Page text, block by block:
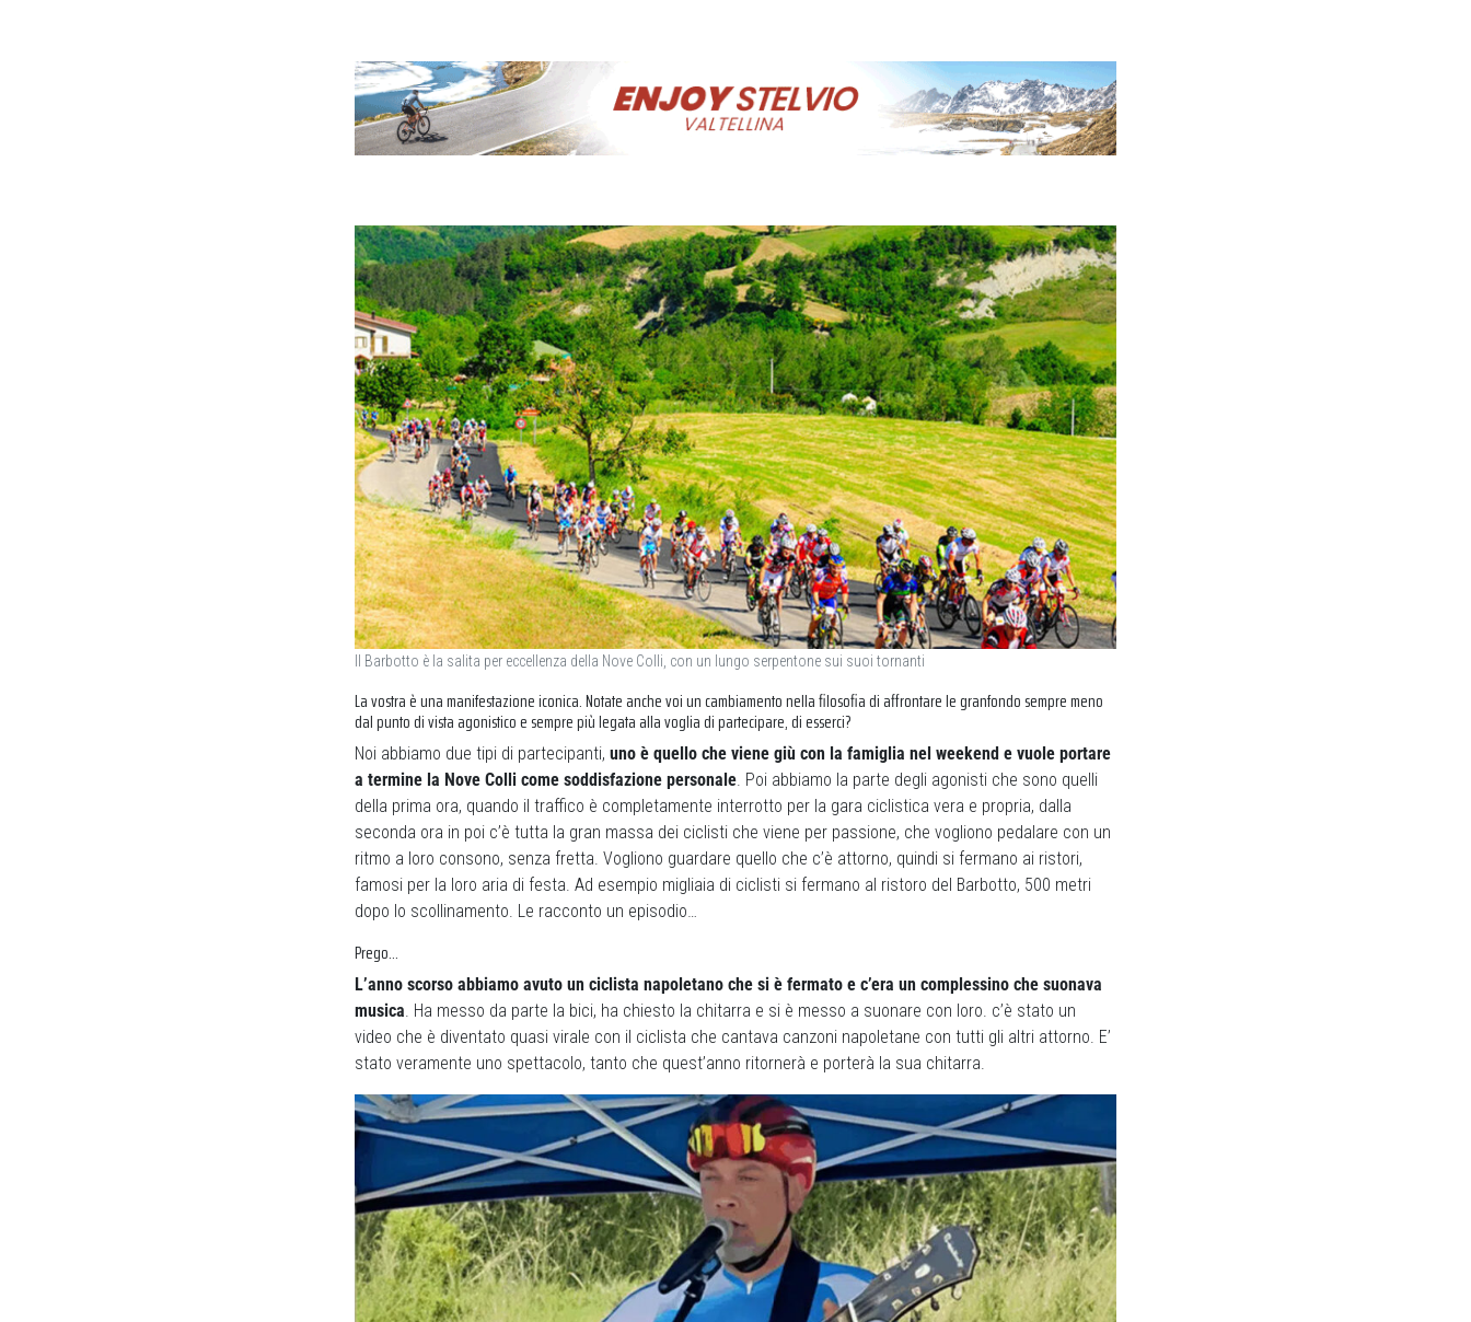
Il Barbotto è la salita per eccellenza della Nove Colli, con un lungo serpentone sui suoi tornanti
La vostra è una manifestazione iconica. Notate anche voi un cambiamento nella filosofia di affrontare le granfondo sempre meno
dal punto di vista agonistico e sempre più legata alla voglia di partecipare, di esserci?
Noi abbiamo due tipi di partecipanti, uno è quello che viene giù con la famiglia nel weekend e vuole portare
a termine la Nove Colli come soddisfazione personale. Poi abbiamo la parte degli agonisti che sono quelli
della prima ora, quando il traffico è completamente interrotto per la gara ciclistica vera e propria, dalla
seconda ora in poi c’è tutta la gran massa dei ciclisti che viene per passione, che vogliono pedalare con un
ritmo a loro consono, senza fretta. Vogliono guardare quello che c’è attorno, quindi si fermano ai ristori,
famosi per la loro aria di festa. Ad esempio migliaia di ciclisti si fermano al ristoro del Barbotto, 500 metri
dopo lo scollinamento. Le racconto un episodio…
Prego…
L’anno scorso abbiamo avuto un ciclista napoletano che si è fermato e c’era un complessino che suonava
musica. Ha messo da parte la bici, ha chiesto la chitarra e si è messo a suonare con loro. c’è stato un
video che è diventato quasi virale con il ciclista che cantava canzoni napoletane con tutti gli altri attorno. E’
stato veramente uno spettacolo, tanto che quest’anno ritornerà e porterà la sua chitarra.